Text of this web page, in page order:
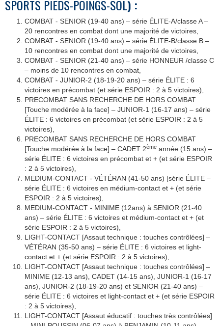
SPORTS PIEDS-POINGS-SOL) :
COMBAT - SENIOR (19-40 ans) – série ÉLITE-A/classe A –
20 rencontres en combat dont une majorité de victoires,
COMBAT - SENIOR (19-40 ans) – série ÉLITE-B/classe B –
10 rencontres en combat dont une majorité de victoires,
COMBAT - SENIOR (21-40 ans) – série HONNEUR /classe C
– moins de 10 rencontres en combat,
COMBAT - JUNIOR-2 (18-19-20 ans) – série ÉLITE : 6
victoires en précombat (et série ESPOIR : 2 à 5 victoires),
PRECOMBAT SANS RECHERCHE DE HORS COMBAT
[Touche modérée à la face] – JUNIOR-1 (16-17 ans) – série
ÉLITE : 6 victoires en précombat (et série ESPOIR : 2 à 5
victoires),
PRECOMBAT SANS RECHERCHE DE HORS COMBAT
[Touche modérée à la face] – CADET 2ème année (15 ans) –
série ÉLITE : 6 victoires en précombat et + (et série ESPOIR
: 2 à 5 victoires),
MEDIUM-CONTACT - VÉTÉRAN (41-50 ans) [série ÉLITE –
série ÉLITE : 6 victoires en médium-contact et + (et série
ESPOIR : 2 à 5 victoires),
MEDIUM-CONTACT - MINIME (12ans) à SENIOR (21-40
ans) – série ÉLITE : 6 victoires et médium-contact et + (et
série ESPOIR : 2 à 5 victoires),
LIGHT-CONTACT [Assaut technique : touches contrôlées] –
VÉTÉRAN (35-50 ans) – série ÉLITE : 6 victoires et light-
contact et + (et série ESPOIR : 2 à 5 victoires),
LIGHT-CONTACT [Assaut technique : touches contrôlées] –
MINIME (12-13 ans), CADET (14-15 ans), JUNIOR-1 (16-17
ans), JUNIOR-2 (18-19-20 ans) et SENIOR (21-40 ans) –
série ÉLITE : 6 victoires et light-contact et + (et série ESPOIR
: 2 à 5 victoires),
LIGHT-CONTACT [Assaut éducatif : touches très contrôlées]